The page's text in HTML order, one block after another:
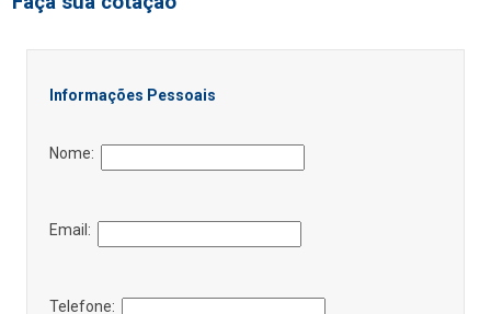
Informações Pessoais
Nome:
Email:
Telefone: